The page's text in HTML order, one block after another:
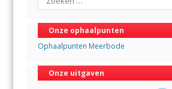
Onze ophaalpunten
Ophaalpunten Meerbode
Onze uitgaven